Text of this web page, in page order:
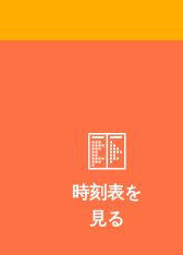
時刻表を
見る